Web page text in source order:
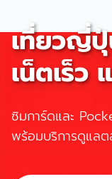
เที่ยวญี่
เน็ตเร็ว
ซิมการ์ดและ
พร้อมบริการดูแลต